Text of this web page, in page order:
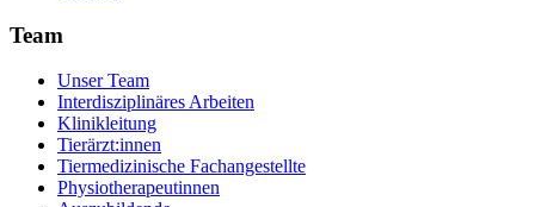
Team
Unser Team
Interdisziplinäres Arbeiten
Klinikleitung
Tierärzt:innen
Tiermedizinische Fachangestellte
Physiotherapeutinnen